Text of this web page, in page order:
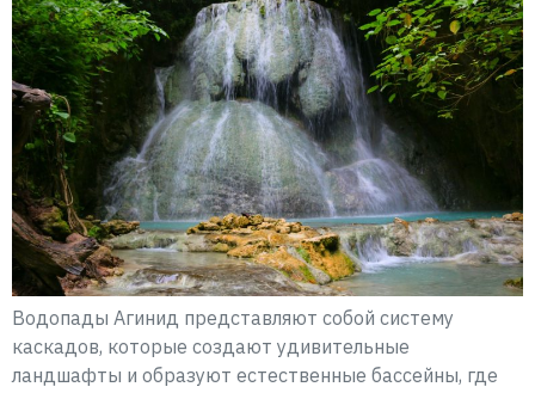
Водопады Агинид представляют собой систему
каскадов, которые создают удивительные
ландшафты и образуют естественные бассейны, где